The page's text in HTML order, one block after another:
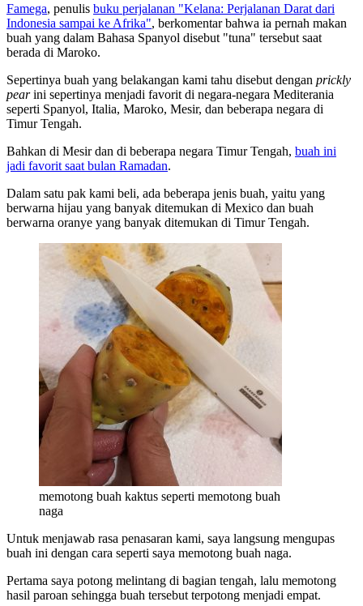
Famega, penulis buku perjalanan "Kelana: Perjalanan Darat dari
Indonesia sampai ke Afrika", berkomentar bahwa ia pernah makan
buah yang dalam Bahasa Spanyol disebut "tuna" tersebut saat
berada di Maroko.
Sepertinya buah yang belakangan kami tahu disebut dengan prickly
pearini sepertinya menjadi favorit di negara-negara Mediterania
seperti Spanyol, Italia, Maroko, Mesir, dan beberapa negara di
Timur Tengah.
Bahkan di Mesir dan di beberapa negara Timur Tengah, buah ini
jadi favorit saat bulan Ramadan.
Dalam satu pak kami beli, ada beberapa jenis buah, yaitu yang
berwarna hijau yang banyak ditemukan di Mexico dan buah
berwarna oranye yang banyak ditemukan di Timur Tengah.
memotong buah kaktus seperti memotong buah
naga
Untuk menjawab rasa penasaran kami, saya langsung mengupas
buah ini dengan cara seperti saya memotong buah naga.
Pertama saya potong melintang di bagian tengah, lalu memotong
hasil paroan sehingga buah tersebut terpotong menjadi empat.